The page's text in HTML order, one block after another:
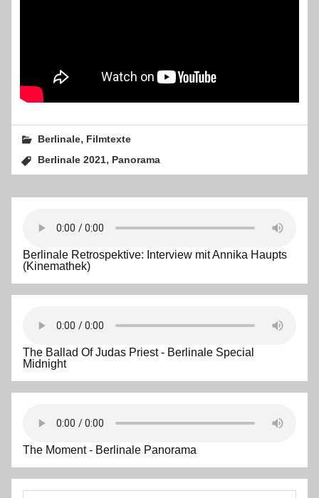
Berlinale, Filmtexte
Berlinale 2021, Panorama
Berlinale Retrospektive: Interview mit Annika Haupts
(Kinemathek)
The Ballad Of Judas Priest - Berlinale Special
Midnight
The Moment - Berlinale Panorama